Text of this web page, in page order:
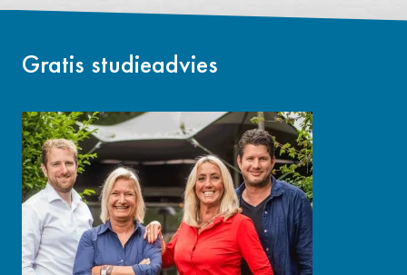
Gratis studieadvies